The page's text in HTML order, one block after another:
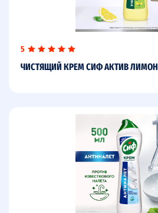
5
ЧИСТЯЩИЙ КРЕМ СИФ АКТИВ ЛИМОН